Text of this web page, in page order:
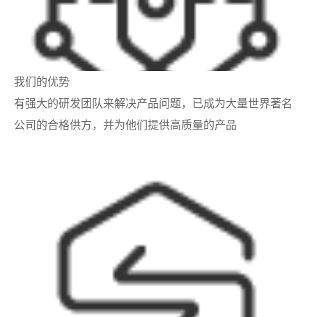
我们的优势
有强大的研发团队来解决产品问题，已成为大量世界著名
公司的合格供方，并为他们提供高质量的产品